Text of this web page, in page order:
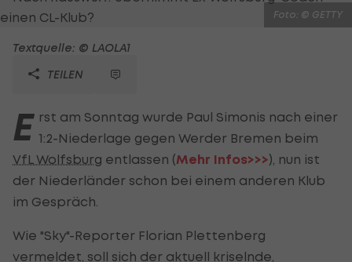
Foto: © GETTY
Textquelle: © LAOLA1
TEILEN
E rst am Sonntag wurde Paul Simonis nach einer
1:2-Niederlage gegen Werder Bremen beim
VfL Wolfsburg entlassen (Mehr Infos>>>), nun ist
der Niederländer schon bei einem anderen Klub
im Gespräch.
Wie "Sky"-Reporter Florian Plettenberg
vermeldet, soll sich der aktuell kriselnde,